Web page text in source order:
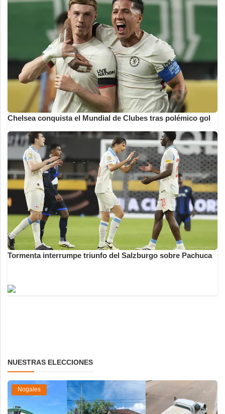
Chelsea conquista el Mundial de Clubes tras polémico gol
Tormenta interrumpe triunfo del Salzburgo sobre Pachuca
NUESTRAS ELECCIONES
Nogales